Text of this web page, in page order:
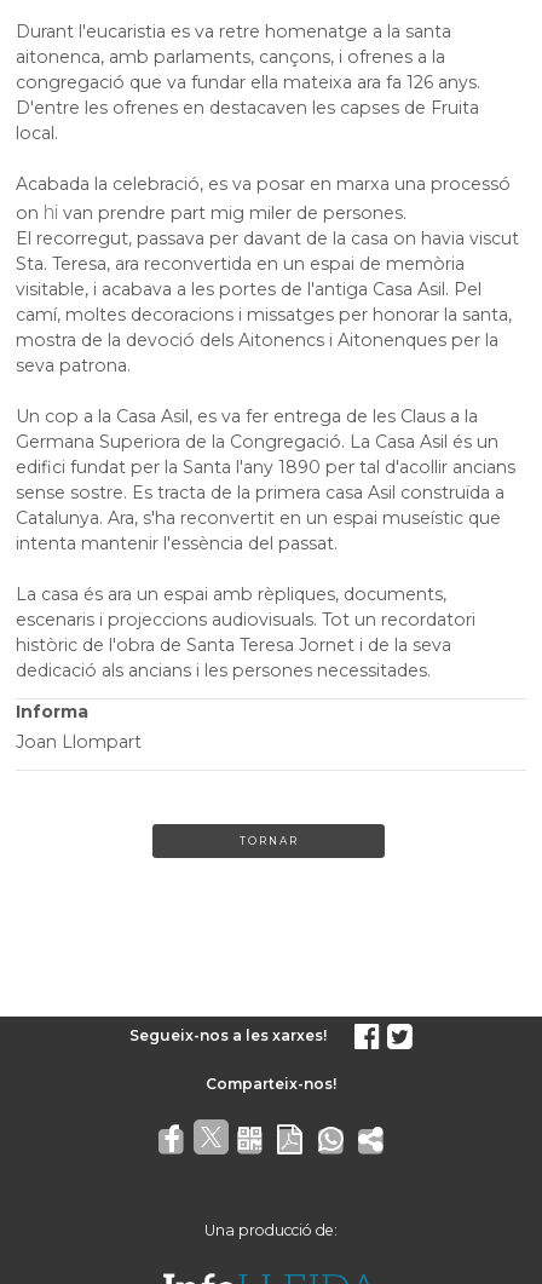
Durant l'eucaristia es va retre homenatge a la santa
aitonenca, amb parlaments, cançons, i ofrenes a la
congregació que va fundar ella mateixa ara fa 126 anys.
D'entre les ofrenes en destacaven les capses de Fruita
local.
Acabada la celebració, es va posar en marxa una processó
on hi van prendre part mig miler de persones.
El recorregut, passava per davant de la casa on havia viscut
Sta. Teresa, ara reconvertida en un espai de memòria
visitable, i acabava a les portes de l'antiga Casa Asil. Pel
camí, moltes decoracions i missatges per honorar la santa,
mostra de la devoció dels Aitonencs i Aitonenques per la
seva patrona.
Un cop a la Casa Asil, es va fer entrega de les Claus a la
Germana Superiora de la Congregació. La Casa Asil és un
edifici fundat per la Santa l'any 1890 per tal d'acollir ancians
sense sostre. Es tracta de la primera casa Asil construïda a
Catalunya. Ara, s'ha reconvertit en un espai museístic que
intenta mantenir l'essència del passat.
La casa és ara un espai amb rèpliques, documents,
escenaris i projeccions audiovisuals. Tot un recordatori
històric de l'obra de Santa Teresa Jornet i de la seva
dedicació als ancians i les persones necessitades.
Informa
Joan Llompart
TORNAR
Segueix-nos a les xarxes!
Una producció de: